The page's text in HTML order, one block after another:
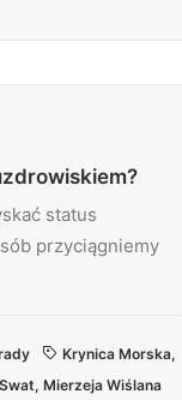
status
przyciągniemy
Krynica Morska,
, Mierzeja Wiślana